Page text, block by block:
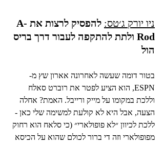
ניו יורק ג׳טס:
להפסיק לרצות את A-
Rod ולתת להתקפה לעבור דרך בריס
הול
בטור דומה שעשה לאחרונה אארון שץ מ-
ESPN, הוא הציע לפטר את רוברט סאלח
וללכת במקומו על מייק ורייבל. האמת? אחלה
הצעה, אבל היא לא קולעת למשימה שלי כאן -
ללכת לכיוון ״לא פופולארי״ (כי סלאח הוא רחוק
מפופולארי וזה די ברור לכולם שהוא על הכיסא